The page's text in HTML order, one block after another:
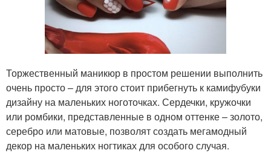
Торжественный маникюр в простом решении выполнить
очень просто – для этого стоит прибегнуть к камифубуки
дизайну на маленьких ноготочках. Сердечки, кружочки
или ромбики, представленные в одном оттенке – золото,
серебро или матовые, позволят создать мегамодный
декор на маленьких ногтиках для особого случая.